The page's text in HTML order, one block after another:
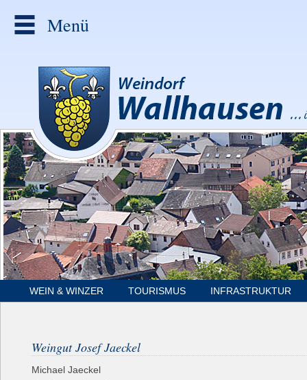
Menü
WEIN & WINZER TOURISMUS INFRASTRUKTUR
Weingut Josef Jaeckel
Michael Jaeckel